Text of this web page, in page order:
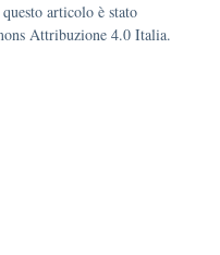
articolo è stato
Attribuzione 4.0 Italia.